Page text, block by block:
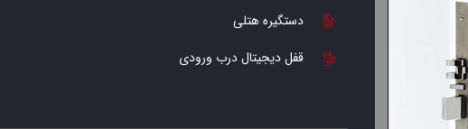
دستگیره هتلی
قفل دیجیتال درب ورودی